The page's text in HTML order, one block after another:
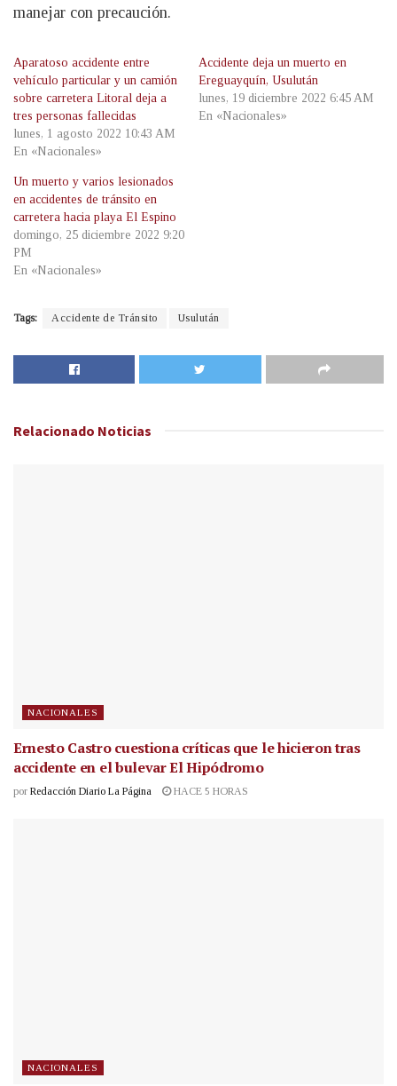
manejar con precaución.
Aparatoso accidente entre
vehículo particular y un camión
sobre carretera Litoral deja a
tres personas fallecidas
lunes, 1 agosto 2022 10:43 AM
En «Nacionales»
Accidente deja un muerto en
Ereguayquín, Usulután
lunes, 19 diciembre 2022 6:45 AM
En «Nacionales»
Un muerto y varios lesionados
en accidentes de tránsito en
carretera hacia playa El Espino
domingo, 25 diciembre 2022 9:20
PM
En «Nacionales»
Tags: Accidente de Tránsito Usulután
Relacionado Noticias
NACIONALES
Ernesto Castro cuestiona críticas que le hicieron tras
accidente en el bulevar El Hipódromo
por Redacción Diario La Página HACE 5 HORAS
NACIONALES